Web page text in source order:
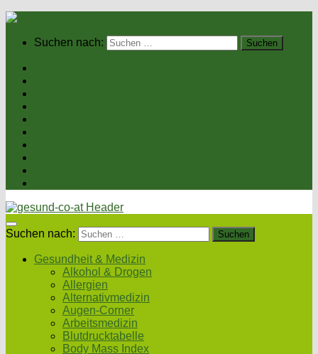
Suchen nach:
Suchen nach:
Gesundheit & Medizin
Alkohol & Drogen
Allergien
Alternativmedizin
Augen-Corner
Arbeitsmedizin
Blutdrucktabelle
Body Mass Index